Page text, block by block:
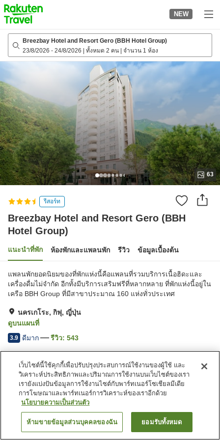
to
top
page
NEW
Breezbay Hotel and Resort Gero (BBH Hotel Group)
23/8/2026 - 24/8/2026 ทั้งหมด 2 คน จำนวน 1 ห้อง
63
รีสอร์ท
Breezbay Hotel and Resort Gero (BBH
Hotel Group)
แนะนำที่พัก ห้องพักและแพลนพัก รีวิว ข้อมูลเบื้องต้น
แพลนพักยอดนิยมของที่พักแห่งนี้คือแพลนที่รวมบริการเนื้อฮิดะและ
เครื่องดื่มไม่จำกัด อีกทั้งมีบริการเสริมฟรีที่หลากหลาย ที่พักแห่งนี้อยู่ใน
เครือ BBH Group ที่มีสาขาประมาณ 160 แห่งทั่วประเทศ
นครเกโระ, กิฟุ, ญี่ปุ่น
ดูบนแผนที่
3.9 ดีมาก รีวิว: 543
สิ่งอำนวยความสะดวกในที่พัก
ที่จอดรถ
ซาวน่า
สปา/บิวตี้ซาลอน
ร้านอาหาร
Breezbay Hotel and Resort Gero (BBH Hotel Group)
ค้นหาห้องพัก
เว็บไซต์นี้ใช้คุกกี้เพื่อปรับปรุงประสบการณ์ใช้งานของผู้ใช้ และ
วิเคราะห์ประสิทธิภาพและปริมาณการใช้งานบนเว็บไซต์ของเรา
เรายังแบ่งปันข้อมูลการใช้งานไซต์กับพาร์ทเนอร์โซเชียลมีเดีย
การโฆษณาและพาร์ทเนอร์การวิเคราะห์ของเราอีกด้วย
นโยบายความเป็นส่วนตัว
ห้ามขายข้อมูลส่วนบุคคลของฉัน ยอมรับทั้งหมด